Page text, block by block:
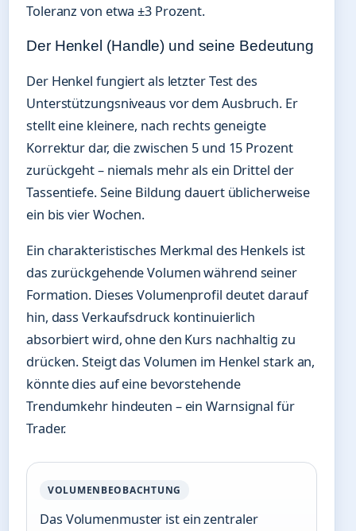
Toleranz von etwa ±3 Prozent.
Der Henkel (Handle) und seine Bedeutung
Der Henkel fungiert als letzter Test des
Unterstützungsniveaus vor dem Ausbruch. Er
stellt eine kleinere, nach rechts geneigte
Korrektur dar, die zwischen 5 und 15 Prozent
zurückgeht – niemals mehr als ein Drittel der
Tassentiefe. Seine Bildung dauert üblicherweise
ein bis vier Wochen.
Ein charakteristisches Merkmal des Henkels ist
das zurückgehende Volumen während seiner
Formation. Dieses Volumenprofil deutet darauf
hin, dass Verkaufsdruck kontinuierlich
absorbiert wird, ohne den Kurs nachhaltig zu
drücken. Steigt das Volumen im Henkel stark an,
könnte dies auf eine bevorstehende
Trendumkehr hindeuten – ein Warnsignal für
Trader.
VOLUMENBEOBACHTUNG
Das Volumenmuster ist ein zentraler